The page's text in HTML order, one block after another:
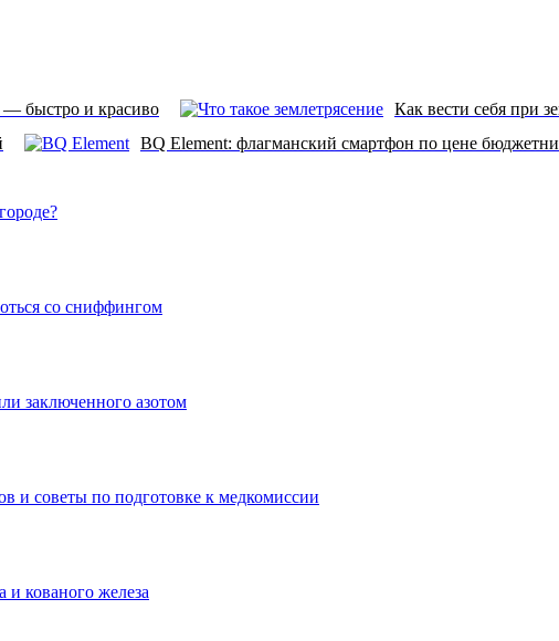
быстро и красиво Как вести себя при
BQ Element: флагманский смартфон по цене
со сниффингом
заключенного азотом
и советы по подготовке к медкомиссии
и кованого железа